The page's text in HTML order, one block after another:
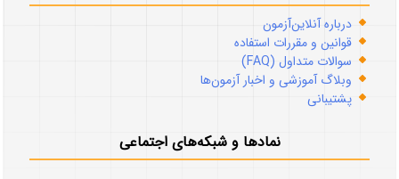
درباره آنلاین‌آزمون
قوانین و مقررات استفاده
سوالات متداول (FAQ)
وبلاگ آموزشی و اخبار آزمون‌ها
پشتیبانی
نمادها و شبکه‌های اجتماعی